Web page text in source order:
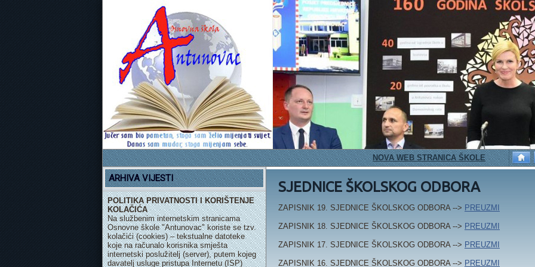
NOVA WEB STRANICA ŠKOLE PETAŠI I
ARHIVA VIJESTI
POLITIKA PRIVATNOSTI I KORIŠTENJE
KOLAČIĆA
Na službenim internetskim stranicama
Osnovne škole "Antunovac" koriste se tzv.
kolačići (cookies) – tekstualne datoteke
koje na računalo korisnika smješta
internetski poslužitelj (server), putem kojeg
davatelj usluge pristupa Internetu (ISP)
SJEDNICE ŠKOLSKOG ODBORA
ZAPISNIK 19. SJEDNICE ŠKOLSKOG ODBORA --> PREUZMI
ZAPISNIK 18. SJEDNICE ŠKOLSKOG ODBORA --> PREUZMI
ZAPISNIK 17. SJEDNICE ŠKOLSKOG ODBORA --> PREUZMI
ZAPISNIK 16. SJEDNICE ŠKOLSKOG ODBORA --> PREUZMI